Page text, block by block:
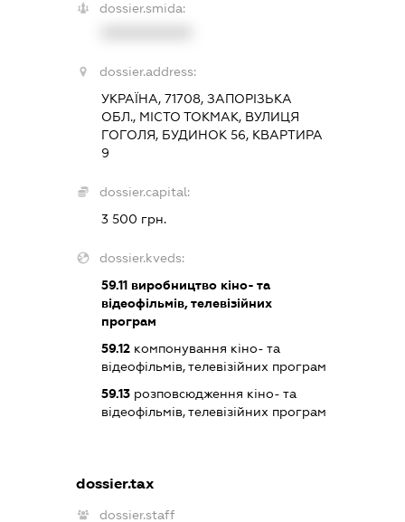
dossier.smida:
dossier.address:
УКРАЇНА, 71708, ЗАПОРІЗЬКА
ОБЛ., МІСТО ТОКМАК, ВУЛИЦЯ
ГОГОЛЯ, БУДИНОК 56, КВАРТИРА
9
dossier.capital:
3 500 грн.
dossier.kveds:
59.11виробництво кіно- та
відеофільмів, телевізійних
програм
59.12компонування кіно- та
відеофільмів, телевізійних програм
59.13розповсюдження кіно- та
відеофільмів, телевізійних програм
dossier.tax
dossier.staff